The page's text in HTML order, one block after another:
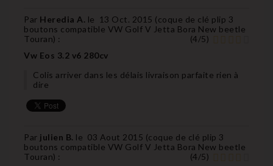
Par Heredia A. le 13 Oct. 2015 (coque de clé plip 3
boutons compatible VW Golf V Jetta Bora New beetle
Touran) : (4/5)
Vw Eos 3.2 v6 280cv
Colis arriver dans les délais livraison parfaite rien à
dire
Par julien B. le 03 Aout 2015 (coque de clé plip 3
boutons compatible VW Golf V Jetta Bora New beetle
Touran) : (4/5)